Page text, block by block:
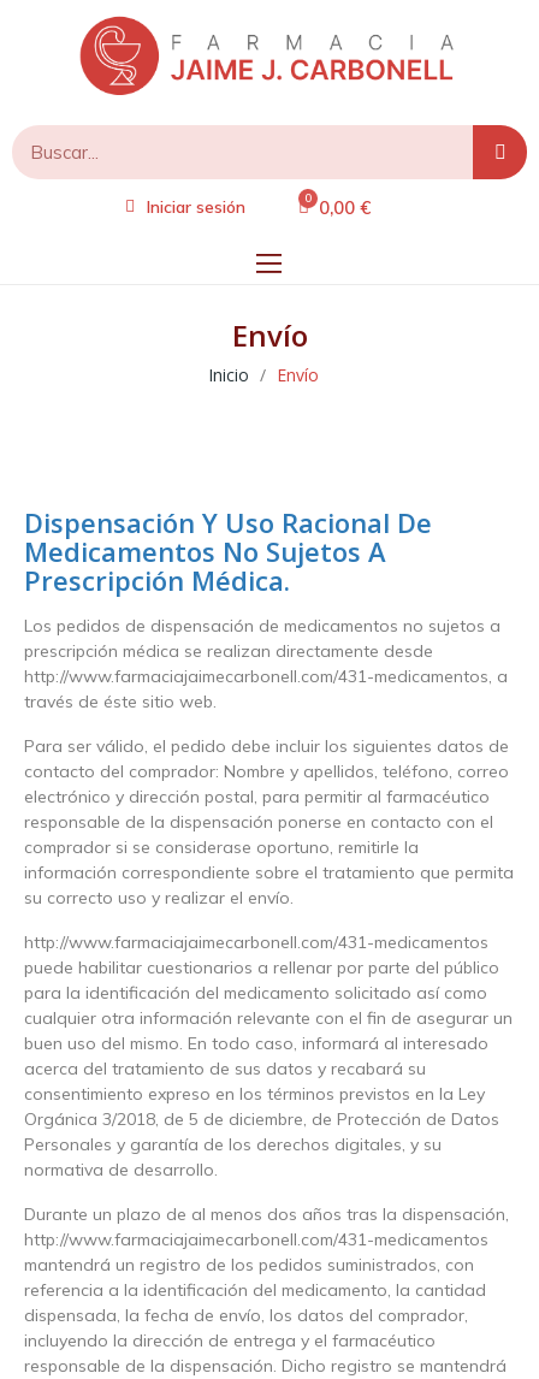
Iniciar sesión 0,00 €
Envío
Inicio Envío
Dispensación Y Uso Racional De
Medicamentos No Sujetos A
Prescripción Médica.
Los pedidos de dispensación de medicamentos no sujetos a
prescripción médica se realizan directamente desde
http://www.farmaciajaimecarbonell.com/431-medicamentos, a
través de éste sitio web.
Para ser válido, el pedido debe incluir los siguientes datos de
contacto del comprador: Nombre y apellidos, teléfono, correo
electrónico y dirección postal, para permitir al farmacéutico
responsable de la dispensación ponerse en contacto con el
comprador si se considerase oportuno, remitirle la
información correspondiente sobre el tratamiento que permita
su correcto uso y realizar el envío.
http://www.farmaciajaimecarbonell.com/431-medicamentos
puede habilitar cuestionarios a rellenar por parte del público
para la identificación del medicamento solicitado así como
cualquier otra información relevante con el fin de asegurar un
buen uso del mismo. En todo caso, informará al interesado
acerca del tratamiento de sus datos y recabará su
consentimiento expreso en los términos previstos en la Ley
Orgánica 3/2018, de 5 de diciembre, de Protección de Datos
Personales y garantía de los derechos digitales, y su
normativa de desarrollo.
Durante un plazo de al menos dos años tras la dispensación,
http://www.farmaciajaimecarbonell.com/431-medicamentos
mantendrá un registro de los pedidos suministrados, con
referencia a la identificación del medicamento, la cantidad
dispensada, la fecha de envío, los datos del comprador,
incluyendo la dirección de entrega y el farmacéutico
responsable de la dispensación. Dicho registro se mantendrá